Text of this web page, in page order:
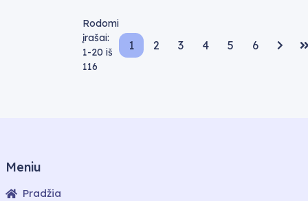
Rodomi
įrašai:
1-20 iš
116
1
Puslapis 1
2
Puslapis 2
3
Puslapis 3
4
Puslapis 4
5
Puslapis 5
6
Puslapis 6
Meniu
Pradžia